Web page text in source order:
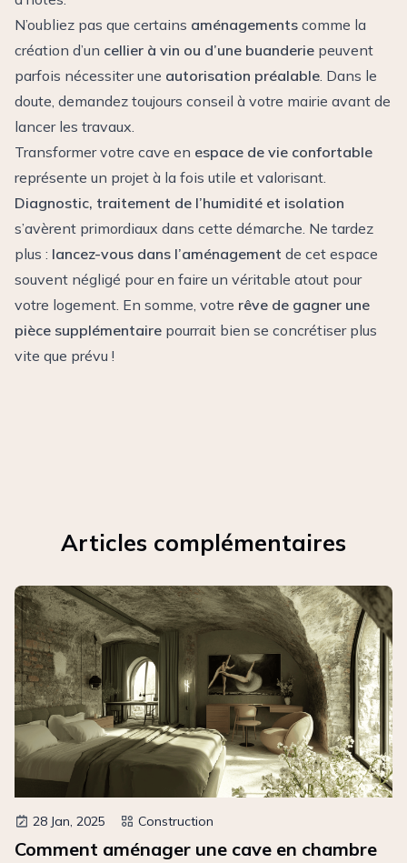
N’oubliez pas que certains aménagements comme la
création d’un cellier à vin ou d’une buanderie peuvent
parfois nécessiter une autorisation préalable. Dans le
doute, demandez toujours conseil à votre mairie avant de
lancer les travaux.
Transformer votre cave en espace de vie confortable
représente un projet à la fois utile et valorisant.
Diagnostic, traitement de l’humidité et isolation
s’avèrent primordiaux dans cette démarche. Ne tardez
plus : lancez-vous dans l’aménagement de cet espace
souvent négligé pour en faire un véritable atout pour
votre logement. En somme, votre rêve de gagner une
pièce supplémentaire pourrait bien se concrétiser plus
vite que prévu !
Articles complémentaires
28 Jan, 2025 Construction
Comment aménager une cave en chambre